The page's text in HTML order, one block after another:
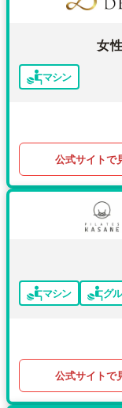
女
マシン
公式サイトで
マシン グ
公式サイトで